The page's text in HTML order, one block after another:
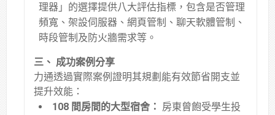
理器」的選擇提供八大評估指標，包含是否管理
頻寬、架設伺服器、網頁管制、聊天軟體管制、
時段管制及防火牆需求等 。
三、 成功案例分享
力通透過實際案例證明其規劃能有效節省開支並
提升效能：
108 間房間的大型宿舍： 房東曾飽受學生投